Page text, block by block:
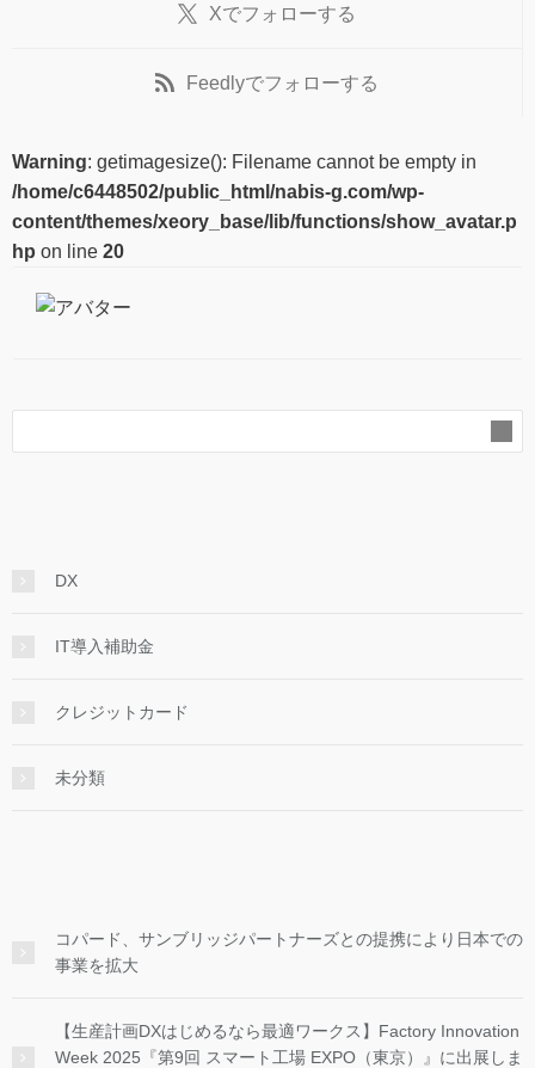
Xでフォローする
Feedlyでフォローする
Warning: getimagesize(): Filename cannot be empty in
/home/c6448502/public_html/nabis-g.com/wp-
content/themes/xeory_base/lib/functions/show_avatar.p
hp on line 20
DX
IT導入補助金
クレジットカード
未分類
コパード、サンブリッジパートナーズとの提携により日本での
事業を拡大
【生産計画DXはじめるなら最適ワークス】Factory Innovation
Week 2025『第9回 スマート工場 EXPO（東京）』に出展しま